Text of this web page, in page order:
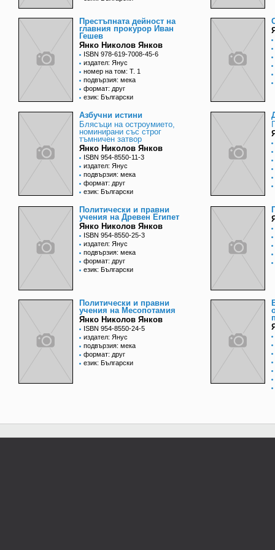
Престъпната дейност на
главния прокурор Иван
Гешев
Янко Николов Янков
ISBN 978-619-7008-45-6
издател: Янус
номер на том: Т. 1
подвързия: мека
формат: друг
език: Български
Азбучни истини
Блясъци на остроумието,
номинирани със строг
тъмничен затвор
Янко Николов Янков
ISBN 954-8550-11-3
издател: Янус
подвързия: мека
формат: друг
език: Български
Политически и правни
учения на Древен Египет
Янко Николов Янков
ISBN 954-8550-25-3
издател: Янус
подвързия: мека
формат: друг
език: Български
Политически и правни
учения на Месопотамия
Янко Николов Янков
ISBN 954-8550-24-5
издател: Янус
подвързия: мека
формат: друг
език: Български